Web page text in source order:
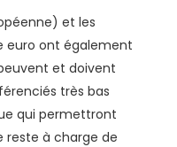
et les
euro ont également
et doivent
très bas
qui permettront
reste à charge de